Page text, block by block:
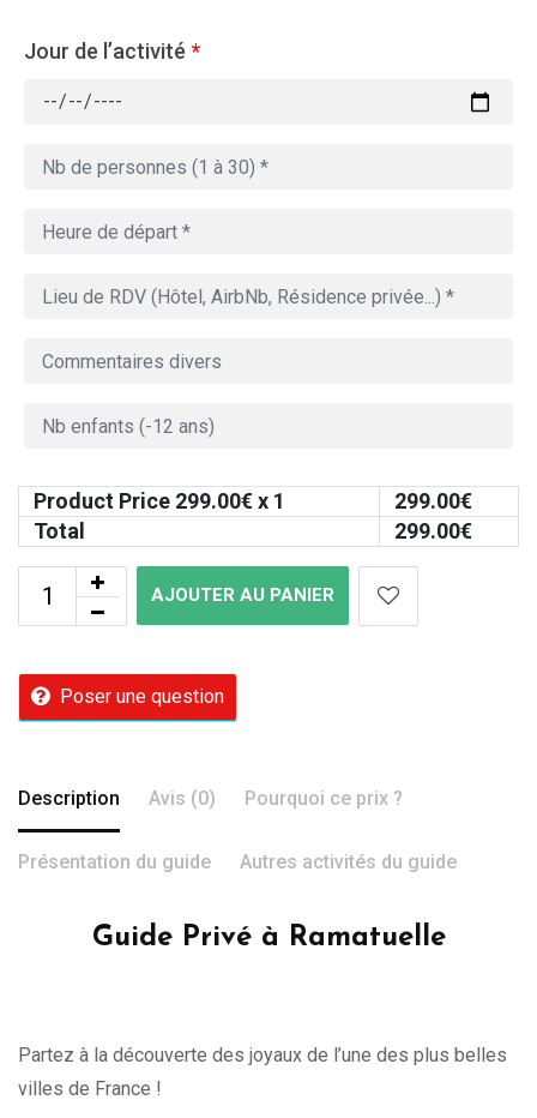
Jour de l’activité *
Product Price 299.00€ x 1 299.00€
Total
299.00€
AJOUTER AU PANIER
Poser une question
Description Avis (0) Pourquoi ce prix ?
Présentation du guide Autres activités du guide
Guide Privé à Ramatuelle
Partez à la découverte des joyaux de l’une des plus belles
villes de France !